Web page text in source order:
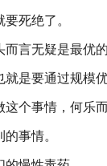
死绝了。
而言无疑是最优
就是要通过规模
这个事情，何乐
事情。